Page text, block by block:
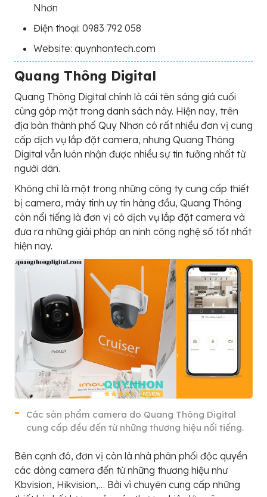
Nhơn
Điện thoại: 0983 792 058
Website: quynhontech.com
Quang Thông Digital
Quang Thông Digital chính là cái tên sáng giá cuối
cùng góp mặt trong danh sách này. Hiện nay, trên
địa bàn thành phố Quy Nhơn có rất nhiều đơn vị cung
cấp dịch vụ lắp đặt camera, nhưng Quang Thông
Digital vẫn luôn nhận được nhiều sự tin tưởng nhất từ
người dân.
Không chỉ là một trong những công ty cung cấp thiết
bị camera, máy tính uy tín hàng đầu, Quang Thông
còn nổi tiếng là đơn vị có dịch vụ lắp đặt camera và
đưa ra những giải pháp an ninh công nghệ số tốt nhất
hiện nay.
Các sản phẩm camera do Quang Thông Digital
cung cấp đều đến từ những thương hiệu nổi tiếng.
Bên cạnh đó, đơn vị còn là nhà phân phối độc quyền
các dòng camera đến từ những thương hiệu như
Kbvision, Hikvision,… Bởi vì chuyên cung cấp những